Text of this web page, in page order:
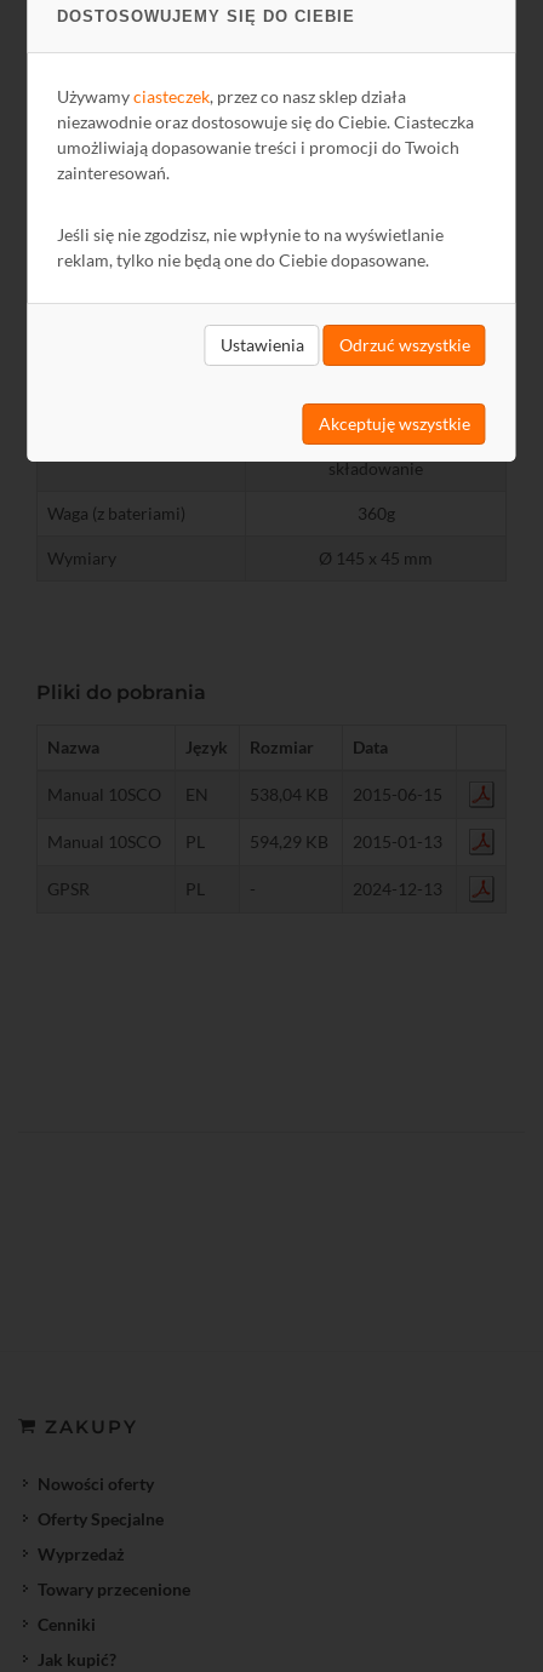
DOSTOSOWUJEMY SIĘ DO CIEBIE
Używamyciasteczek, przez co nasz sklep działa
niezawodnie oraz dostosowuje się do Ciebie. Ciasteczka
umożliwiają dopasowanie treści i promocji do Twoich
zainteresowań.
Jeśli się nie zgodzisz, nie wpłynie to na wyświetlanie
reklam, tylko nie będą one do Ciebie dopasowane.
Ustawienia Odrzuć wszystkie
Akceptuję wszystkie
Zasilanie
zestawie)
Sygnalizacja słabej
baterii
TAK
Pamięć wartości
TAK
Na suficie lub ścianie
+0…+40°C praca
-10…+60°C transport i
składowanie
Waga (z bateriami) 360g
Wymiary Ø 145 x 45 mm
Pliki do pobrania
Nazwa Język Rozmiar Data
Manual 10SCO EN 538,04 KB 2015-06-15
Manual 10SCO PL 594,29 KB 2015-01-13
GPSR PL - 2024-12-13
ZAKUPY
Nowości oferty
Oferty Specjalne
Wyprzedaż
Towary przecenione
Cenniki
Jak kupić?